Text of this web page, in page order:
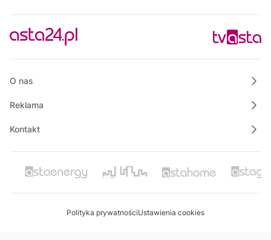
O nas
Reklama
Kontakt
Polityka prywatnościUstawienia cookies